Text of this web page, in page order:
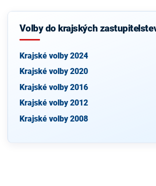
Volby do krajských
Krajské volby 2024
Krajské volby 2020
Krajské volby 2016
Krajské volby 2012
Krajské volby 2008